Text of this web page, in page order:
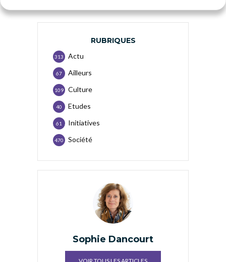
RUBRIQUES
Actu
313
Ailleurs
67
Culture
109
Etudes
40
Initiatives
61
Société
470
Sophie Dancourt